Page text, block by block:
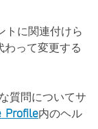
トに関連付けら
って変更する
質問についてサ
Profile内のヘル